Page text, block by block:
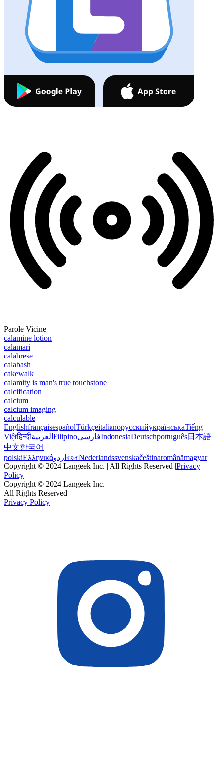
Parole Vicine
calamine lotion
calamari
calabrese
calabash
cakewalk
calamity is man's true touchstone
calcification
calcium
calcium imaging
calculable
EnglishfrançaisespañolTürkçeitalianoрусскийукраїнськаTiếng
Việtहिन्दीالعربية FilipinoفارسیIndonesiaDeutschportuguês日本語
中文한국어
polskiΕλληνικάاردو বাংলাNederlandssvenskačeštinaromânămagyar
Copyright © 2024 Langeek Inc. | All Rights Reserved |Privacy
Policy
Copyright © 2024 Langeek Inc.
All Rights Reserved
Privacy Policy